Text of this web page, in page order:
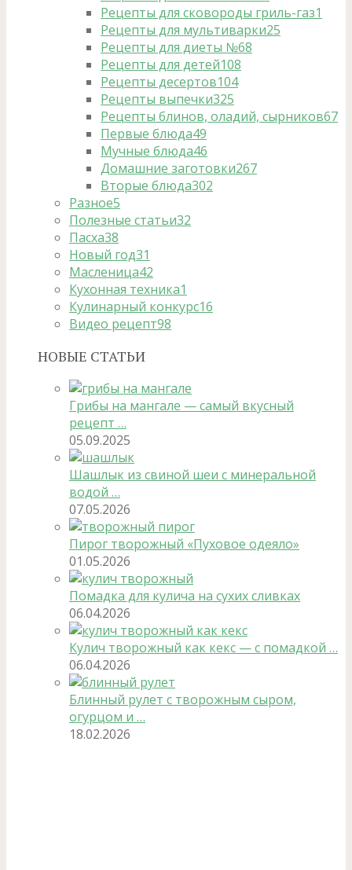
Рецепты для сковороды гриль-газ1
Рецепты для мультиварки25
Рецепты для диеты №68
Рецепты для детей108
Рецепты десертов104
Рецепты выпечки325
Рецепты блинов, оладий, сырников67
Первые блюда49
Мучные блюда46
Домашние заготовки267
Вторые блюда302
Разное5
Полезные статьи32
Пасха38
Новый год31
Масленица42
Кухонная техника1
Кулинарный конкурс16
Видео рецепт98
НОВЫЕ СТАТЬИ
Грибы на мангале — самый вкусный
рецепт …
05.09.2025
Шашлык из свиной шеи с минеральной
водой …
07.05.2026
Пирог творожный «Пуховое одеяло»
01.05.2026
Помадка для кулича на сухих сливках
06.04.2026
Кулич творожный как кекс — с помадкой …
06.04.2026
Блинный рулет с творожным сыром,
огурцом и …
18.02.2026